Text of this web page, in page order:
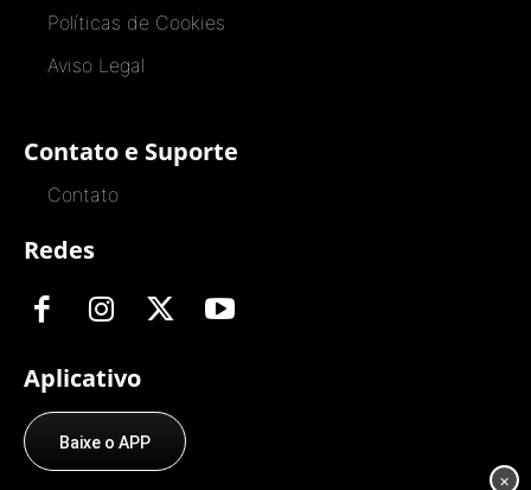
Políticas de Cookies
Aviso Legal
Contato e Suporte
Contato
Redes
Aplicativo
Baixe o APP
×